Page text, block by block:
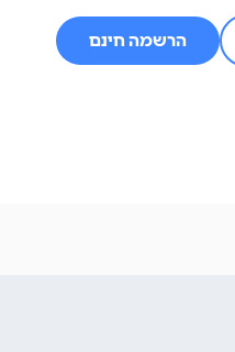
הרשמה חינם